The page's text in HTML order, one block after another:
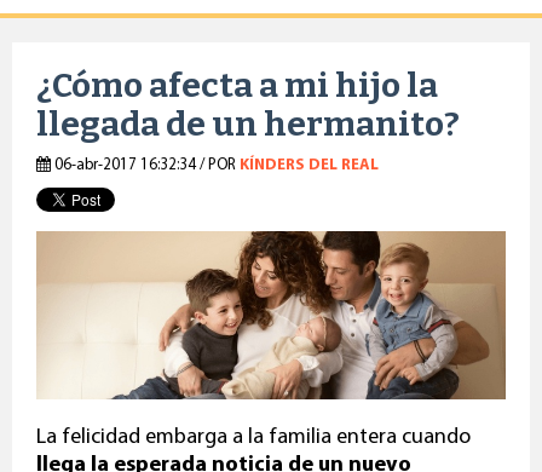
¿Cómo afecta a mi hijo la
llegada de un hermanito?
06-abr-2017 16:32:34 / POR KÍNDERS DEL REAL
La felicidad embarga a la familia entera cuando
llega la esperada noticia de un nuevo